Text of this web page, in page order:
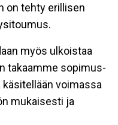
on tehty erillisen
myös ulkoistaa
takaamme sopimus-
voimassa
mukaisesti ja